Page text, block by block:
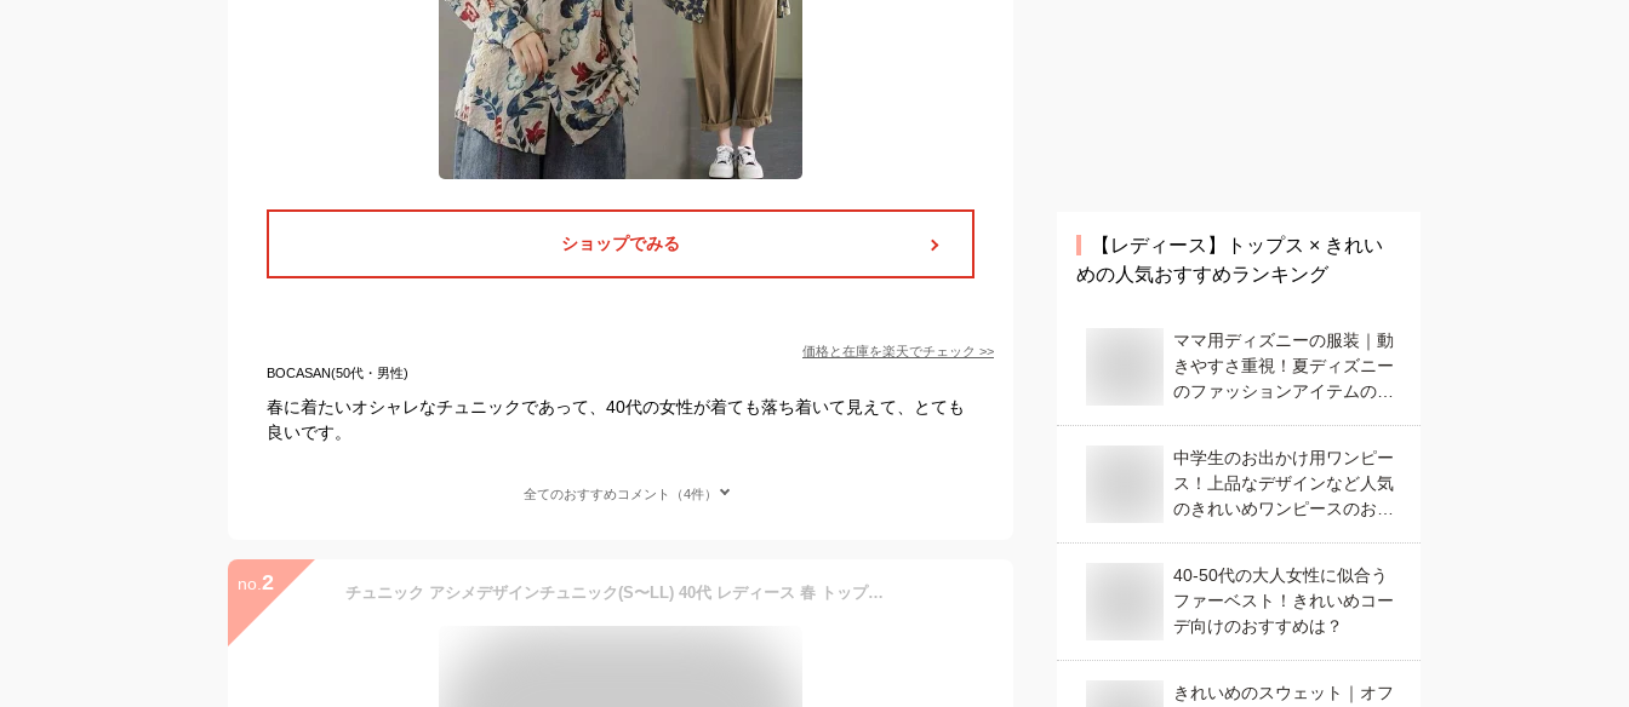
ショップでみる
価格と在庫を楽天でチェック >>
BOCASAN(50代・男性)
春に着たいオシャレなチュニックであって、40代の女性が着ても落ち着いて見えて、とても
良いです。
全てのおすすめコメント（4件）
no. 2 チュニック アシメデザインチュニック(S〜LL) 40代 レディース 春 トップス RANAN ラナン
【レディース】
トップス × きれい
めの人気おすすめランキング
ママ用ディズニーの服装｜動
きやすさ重視！夏ディズニー
のファッションアイテムのお
中学生のお出かけ用ワンピー
ス！上品なデザインなど人気
のきれいめワンピースのおす
40-50代の大人女性に似合う
ファーベスト！きれいめコー
デ向けのおすすめは？
きれいめのスウェット｜オフ